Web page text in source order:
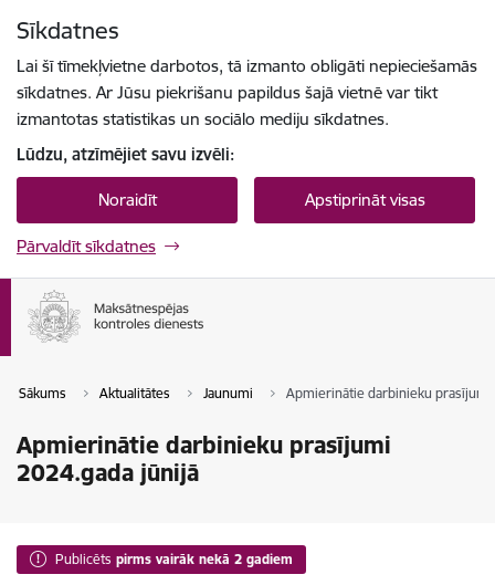
Sīkdatnes
Lai šī tīmekļvietne darbotos, tā izmanto obligāti nepieciešamās
sīkdatnes. Ar Jūsu piekrišanu papildus šajā vietnē var tikt
izmantotas statistikas un sociālo mediju sīkdatnes.
Lūdzu, atzīmējiet savu izvēli:
Noraidīt Apstiprināt visas
Pārvaldīt sīkdatnes
Sākums Aktualitātes Jaunumi Apmierinātie darbinieku prasījumi
Apmierinātie darbinieku prasījumi
2024.gada jūnijā
Publicēts pirms vairāk nekā 2 gadiem